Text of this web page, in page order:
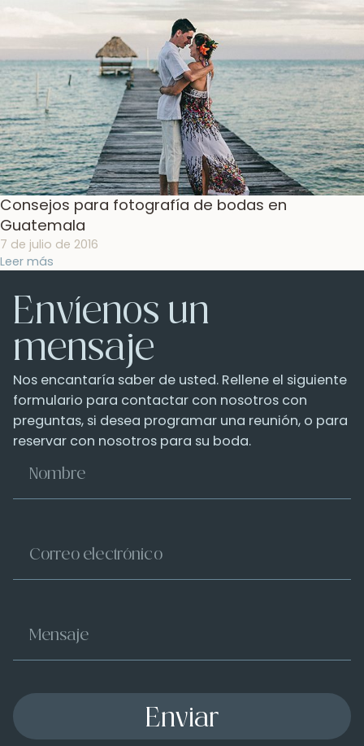
Consejos para fotografía de bodas en
Guatemala
7 de julio de 2016
Leer más
Envíenos un
mensaje
Nos encantaría saber de usted. Rellene el siguiente
formulario para contactar con nosotros con
preguntas, si desea programar una reunión, o para
reservar con nosotros para su boda.
Enviar